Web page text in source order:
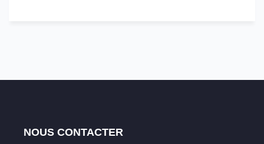
NOUS CONTACTER